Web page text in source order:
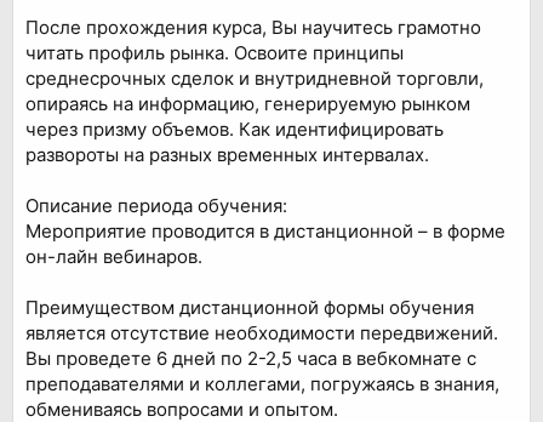
После прохождения курса, Вы научитесь грамотно
читать профиль рынка. Освоите принципы
среднесрочных сделок и внутридневной торговли,
опираясь на информацию, генерируемую рынком
через призму объемов. Как идентифицировать
развороты на разных временных интервалах.
Описание периода обучения:
Мероприятие проводится в дистанционной – в форме
он-лайн вебинаров.
Преимуществом дистанционной формы обучения
является отсутствие необходимости передвижений.
Вы проведете 6 дней по 2-2,5 часа в вебкомнате с
преподавателями и коллегами, погружаясь в знания,
обмениваясь вопросами и опытом.